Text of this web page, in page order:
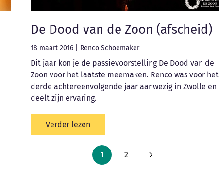
De Dood van de Zoon (afscheid)
18 maart 2016| Renco Schoemaker
Dit jaar kon je de passievoorstelling De Dood van de
Zoon voor het laatste meemaken. Renco was voor het
derde achtereenvolgende jaar aanwezig in Zwolle en
deelt zijn ervaring.
Verder lezen
1 2